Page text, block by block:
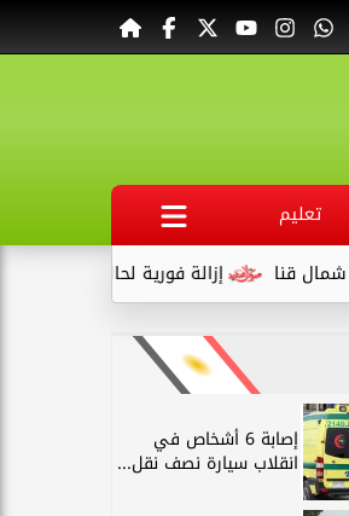
تعليم
إزالة فورية لحالتى بناء مخالف بقرية
إصابة 6 أشخاص في
انقلاب سيارة نصف نقل...